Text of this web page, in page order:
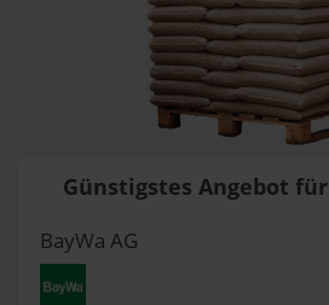
Günstigstes Angebot für
BayWa AG